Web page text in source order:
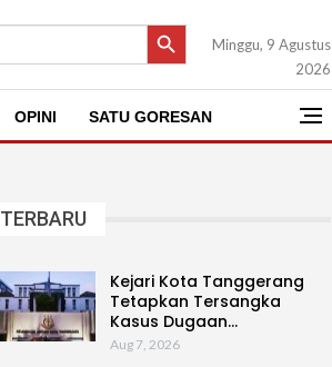
SEARCH BUTTON
Minggu, 9 Agustus
2026
OPINI SATU GORESAN
TERBARU
Kejari Kota Tanggerang
Tetapkan Tersangka
Kasus Dugaan…
Aug 7, 2026